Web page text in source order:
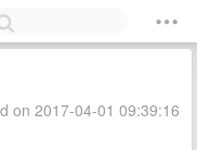
on 2017-04-01 09:39:16